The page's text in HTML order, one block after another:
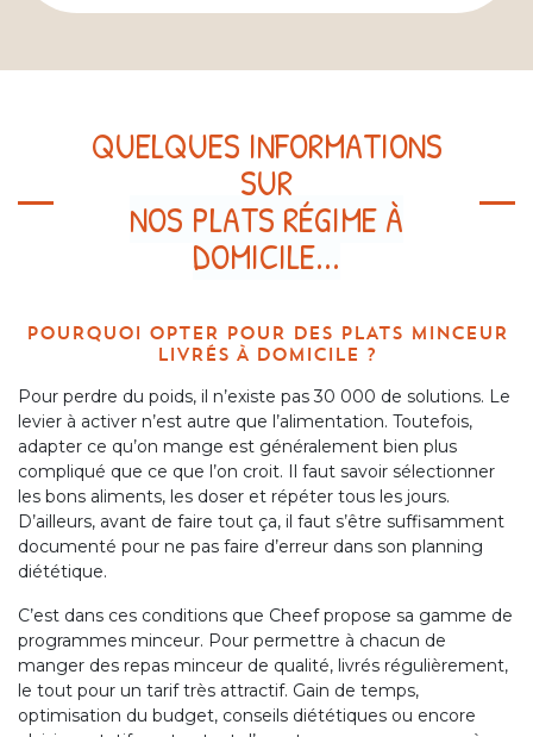
QUELQUES INFORMATIONS
SUR
NOS PLATS RÉGIME À
DOMICILE...
POURQUOI OPTER POUR DES PLATS MINCEUR
LIVRÉS À DOMICILE ?
Pour perdre du poids, il n’existe pas 30 000 de solutions. Le
levier à activer n’est autre que l’alimentation. Toutefois,
adapter ce qu’on mange est généralement bien plus
compliqué que ce que l’on croit. Il faut savoir sélectionner
les bons aliments, les doser et répéter tous les jours.
D’ailleurs, avant de faire tout ça, il faut s’être suffisamment
documenté pour ne pas faire d’erreur dans son planning
diététique.
C’est dans ces conditions que Cheef propose sa gamme de
programmes minceur. Pour permettre à chacun de
manger des repas minceur de qualité, livrés régulièrement,
le tout pour un tarif très attractif. Gain de temps,
optimisation du budget, conseils diététiques ou encore